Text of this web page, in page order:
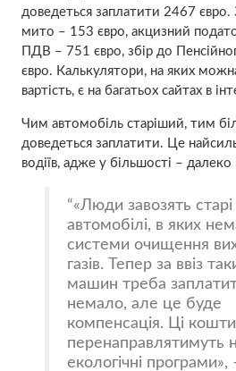
доведеться заплатити 2467 євро.
мито – 153 євро, акцизний
ПДВ – 751 євро, збір до
євро. Калькулятори, на яких
вартість, є на багатьох сайтах в
Чим автомобіль старіший, тим
доведеться заплатити. Це
водіїв, адже у більшості – далеко
«Люди завозять старі
автомобілі, в яких
системи очищення
газів. Тепер за ввіз
машин треба
немало, але це буде
компенсація. Ці кошти
перенаправлятимуть
екологічні програми»,